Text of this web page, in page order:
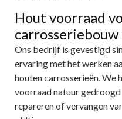
Hout voorraad
carrosseriebouw
Ons bedrijf is gevestigd
ervaring met het werken
houten carrosserieën. We
voorraad natuur
repareren of vervangen